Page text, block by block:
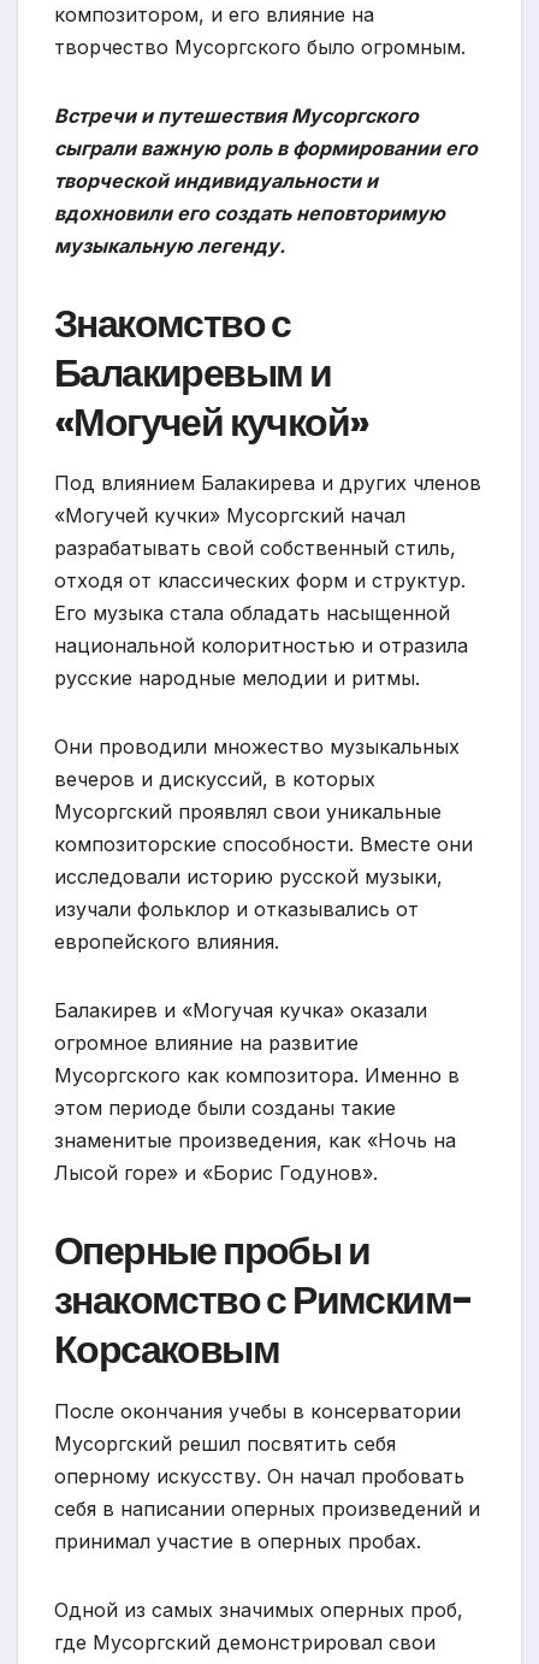
композитором, и его влияние на
творчество Мусоргского было огромным.
Встречи и путешествия Мусоргского
сыграли важную роль в формировании его
творческой индивидуальности и
вдохновили его создать неповторимую
музыкальную легенду.
Знакомство с
Балакиревым и
«Могучей кучкой»
Под влиянием Балакирева и других членов
«Могучей кучки» Мусоргский начал
разрабатывать свой собственный стиль,
отходя от классических форм и структур.
Его музыка стала обладать насыщенной
национальной колоритностью и отразила
русские народные мелодии и ритмы.
Они проводили множество музыкальных
вечеров и дискуссий, в которых
Мусоргский проявлял свои уникальные
композиторские способности. Вместе они
исследовали историю русской музыки,
изучали фольклор и отказывались от
европейского влияния.
Балакирев и «Могучая кучка» оказали
огромное влияние на развитие
Мусоргского как композитора. Именно в
этом периоде были созданы такие
знаменитые произведения, как «Ночь на
Лысой горе» и «Борис Годунов».
Оперные пробы и
знакомство с Римским-
Корсаковым
После окончания учебы в консерватории
Мусоргский решил посвятить себя
оперному искусству. Он начал пробовать
себя в написании оперных произведений и
принимал участие в оперных пробах.
Одной из самых значимых оперных проб,
где Мусоргский демонстрировал свои